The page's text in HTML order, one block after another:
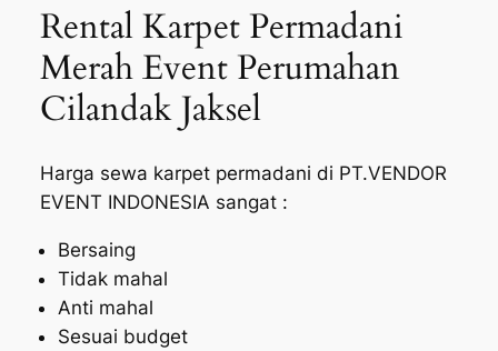
Rental Karpet Permadani
Merah Event Perumahan
Cilandak Jaksel
Harga sewa karpet permadani di PT.VENDOR
EVENT INDONESIA sangat :
Bersaing
Tidak mahal
Anti mahal
Sesuai budget